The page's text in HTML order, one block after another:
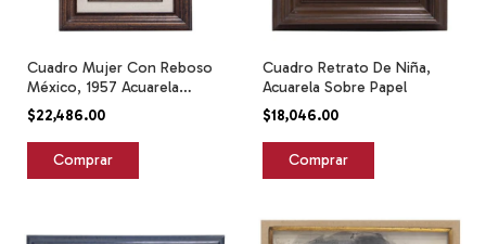
Cuadro Mujer Con Reboso
México, 1957 Acuarela
Sobre Papel Beige Café
$22,486.00
Cuadro Retrato De Niña,
Acuarela Sobre Papel
$18,046.00